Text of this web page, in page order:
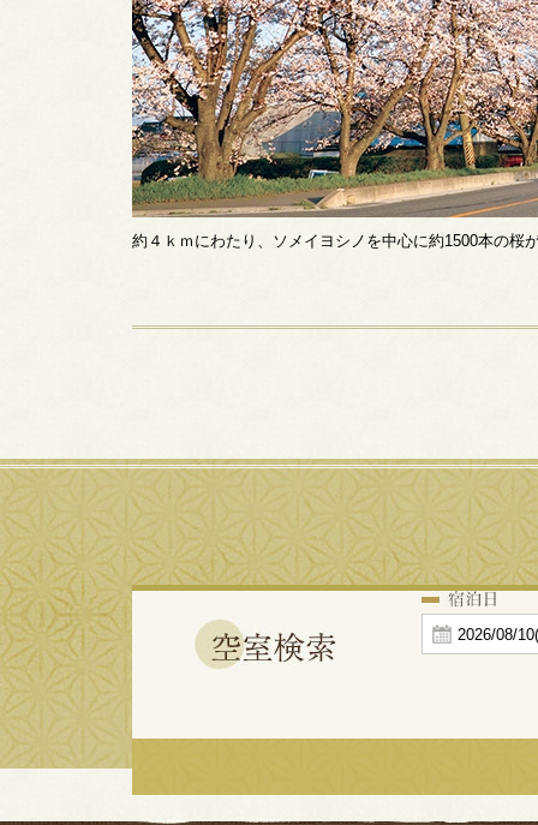
約４ｋｍにわたり、ソメイヨシノを中心に約1500本の桜